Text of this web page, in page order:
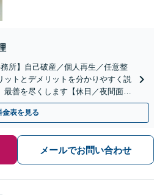
所】自己破産／個人再生／任意整
ットとデメリットを分かりやすく説
善を尽くします【休日／夜間面談
金表を見る
メールでお問い合わせ